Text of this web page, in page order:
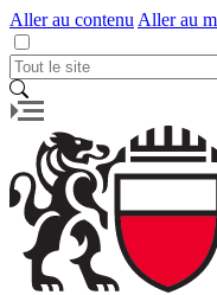
Aller au contenu Aller au